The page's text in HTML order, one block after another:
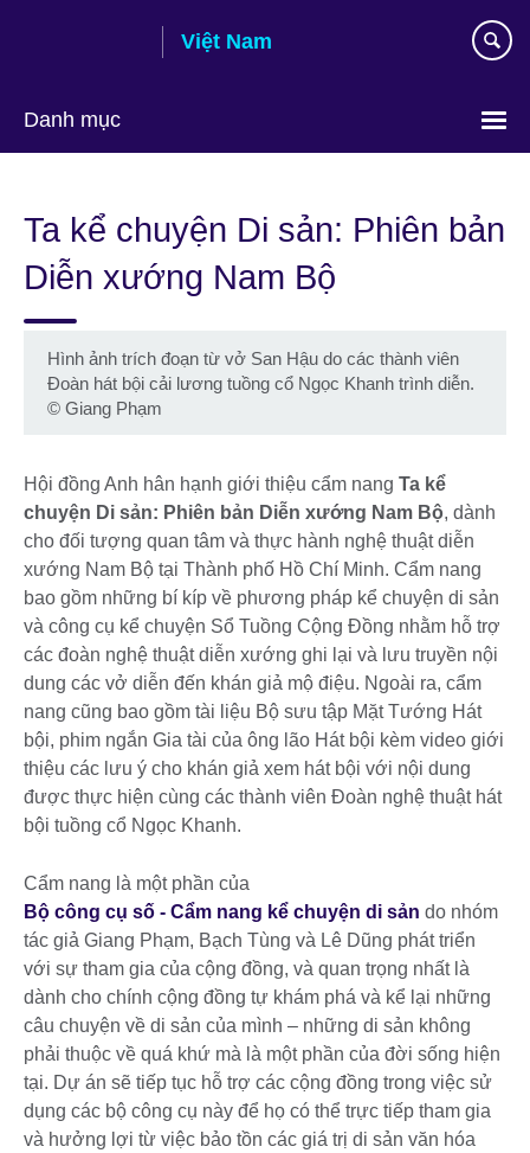
Việt Nam
Danh mục
language
Ta kể chuyện Di sản: Phiên bản
Diễn xướng Nam Bộ
Hình ảnh trích đoạn từ vở San Hậu do các thành viên
Đoàn hát bội cải lương tuồng cổ Ngọc Khanh trình diễn.
© Giang Phạm
Hội đồng Anh hân hạnh giới thiệu cẩm nang Ta kể
chuyện Di sản: Phiên bản Diễn xướng Nam Bộ, dành
cho đối tượng quan tâm và thực hành nghệ thuật diễn
xướng Nam Bộ tại Thành phố Hồ Chí Minh. Cẩm nang
bao gồm những bí kíp về phương pháp kể chuyện di sản
và công cụ kể chuyện Sổ Tuồng Cộng Đồng nhằm hỗ trợ
các đoàn nghệ thuật diễn xướng ghi lại và lưu truyền nội
dung các vở diễn đến khán giả mộ điệu. Ngoài ra, cẩm
nang cũng bao gồm tài liệu Bộ sưu tập Mặt Tướng Hát
bội, phim ngắn Gia tài của ông lão Hát bội kèm video giới
thiệu các lưu ý cho khán giả xem hát bội với nội dung
được thực hiện cùng các thành viên Đoàn nghệ thuật hát
bội tuồng cổ Ngọc Khanh.
Cẩm nang là một phần của
Bộ công cụ số - Cẩm nang kể chuyện di sản do nhóm
tác giả Giang Phạm, Bạch Tùng và Lê Dũng phát triển
với sự tham gia của cộng đồng, và quan trọng nhất là
dành cho chính cộng đồng tự khám phá và kể lại những
câu chuyện về di sản của mình – những di sản không
phải thuộc về quá khứ mà là một phần của đời sống hiện
tại. Dự án sẽ tiếp tục hỗ trợ các cộng đồng trong việc sử
dụng các bộ công cụ này để họ có thể trực tiếp tham gia
và hưởng lợi từ việc bảo tồn các giá trị di sản văn hóa